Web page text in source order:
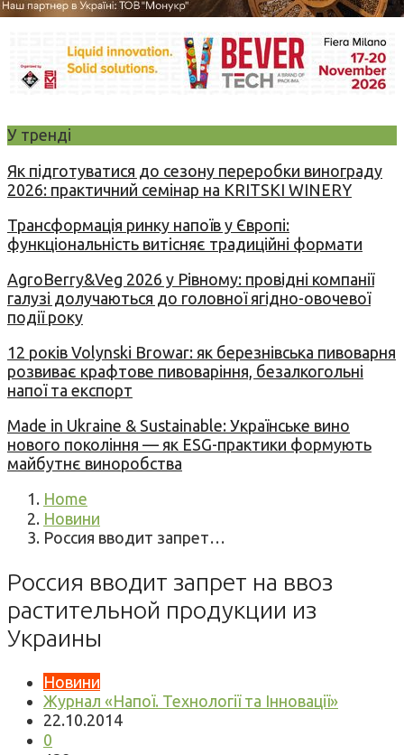
У тренді
Як підготуватися до сезону переробки винограду
2026: практичний семінар на KRITSKI WINERY
Трансформація ринку напоїв у Європі:
функціональність витісняє традиційні формати
AgroBerry&Veg 2026 у Рівному: провідні компанії
галузі долучаються до головної ягідно-овочевої
події року
12 років Volynski Browar: як березнівська пивоварня
розвиває крафтове пивоваріння, безалкогольні
напої та експорт
Made in Ukraine & Sustainable: Українське вино
нового покоління — як ESG-практики формують
майбутнє виноробства
Home
Новини
Россия вводит запрет…
Россия вводит запрет на ввоз
растительной продукции из
Украины
Новини
Журнал «Напої. Технології та Інновації»
22.10.2014
0